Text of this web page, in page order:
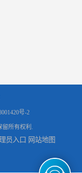
号-2
留所有权利.
员入口 网站地图